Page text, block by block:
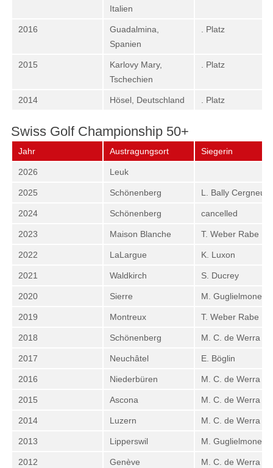
Italien
2016
Guadalmina,
Spanien
. Platz
2015
Karlovy Mary,
Tschechien
. Platz
2014 Hösel, Deutschland . Platz
Swiss Golf Championship 50+
Jahr Austragungsort Siegerin
2026 Leuk
2025 Schönenberg L. Bally Cergneux
2024 Schönenberg cancelled
2023 Maison Blanche T. Weber Rabe
2022 LaLargue K. Luxon
2021 Waldkirch S. Ducrey
2020 Sierre M. Guglielmone
2019 Montreux T. Weber Rabe
2018 Schönenberg M. C. de Werra
2017 Neuchâtel E. Böglin
2016 Niederbüren M. C. de Werra
2015 Ascona M. C. de Werra
2014 Luzern M. C. de Werra
2013 Lipperswil M. Guglielmone
2012 Genève M. C. de Werra